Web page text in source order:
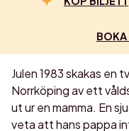
BOKA
Julen 1983 skakas en
Norrköping av ett
ut ur en mamma. En
veta att hans pappa